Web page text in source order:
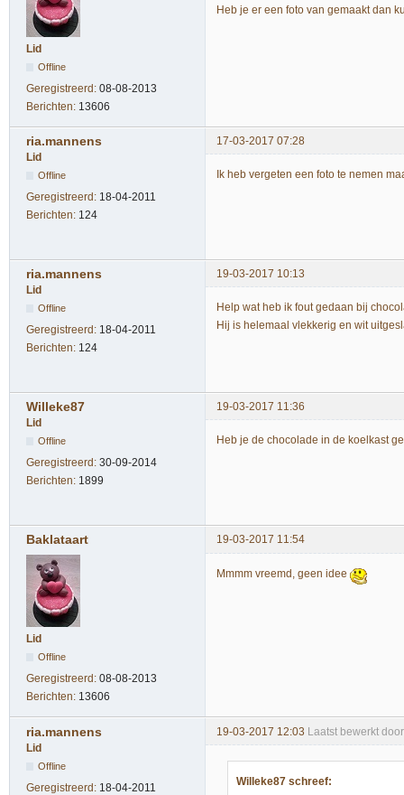
Lid
Offline
Geregistreerd: 08-08-2013
Berichten: 13606
Heb je er een foto van gemaakt dan
ria.mannens
17-03-2017 07:28
Lid
Offline
Geregistreerd: 18-04-2011
Berichten: 124
Ik heb vergeten een foto te nemen
ria.mannens
19-03-2017 10:13
Lid
Offline
Geregistreerd: 18-04-2011
Berichten: 124
Help wat heb ik fout gedaan bij
Hij is helemaal vlekkerig en wit
Willeke87
19-03-2017 11:36
Lid
Offline
Geregistreerd: 30-09-2014
Berichten: 1899
Heb je de chocolade in de koelkast
Baklataart 19-03-2017 11:54
Lid
Offline
Geregistreerd: 08-08-2013
Berichten: 13606
Mmmm vreemd, geen idee
ria.mannens 19-03-2017 12:03 Laatst bewerkt
Lid
Offline
Geregistreerd: 18-04-2011
Willeke87 schreef: